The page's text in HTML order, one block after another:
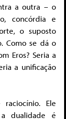
a outra – o
concórdia e
o suposto
Como se dá o
Eros? Seria a
a unificação
Ele
dualidade é